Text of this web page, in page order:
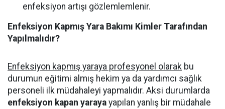
enfeksiyon artışı gözlemlemlenir.
Enfeksiyon Kapmış Yara Bakımı Kimler Tarafından
Yapılmalıdır?
Enfeksiyon kapmış yaraya profesyonel olarak bu
durumun eğitimi almış hekim ya da yardımcı sağlık
personeli ilk müdahaleyi yapmalıdır. Aksi durumlarda
enfeksiyon kapan yaraya yapılan yanlış bir müdahale